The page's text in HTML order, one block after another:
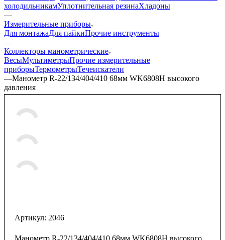
холодильникамУплотнительная резинаХладоны
—
Измерительные приборы
Для монтажаДля пайкиПрочие инструменты
—
Коллекторы манометрические
ВесыМультиметрыПрочие измерительные
приборыТермометрыТечеискатели
—Манометр R-22/134/404/410 68мм WK6808H высокого
давления
Артикул: 2046
Манометр R-22/134/404/410 68мм WK6808H высокого